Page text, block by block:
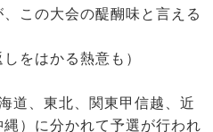
この大会の醍醐味と言える
をはかる熱意も）
道、東北、関東甲信越、近
）に分かれて予選が行われ